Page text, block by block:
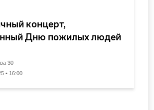
концерт,
Дню пожилых людей
30
• 16:00